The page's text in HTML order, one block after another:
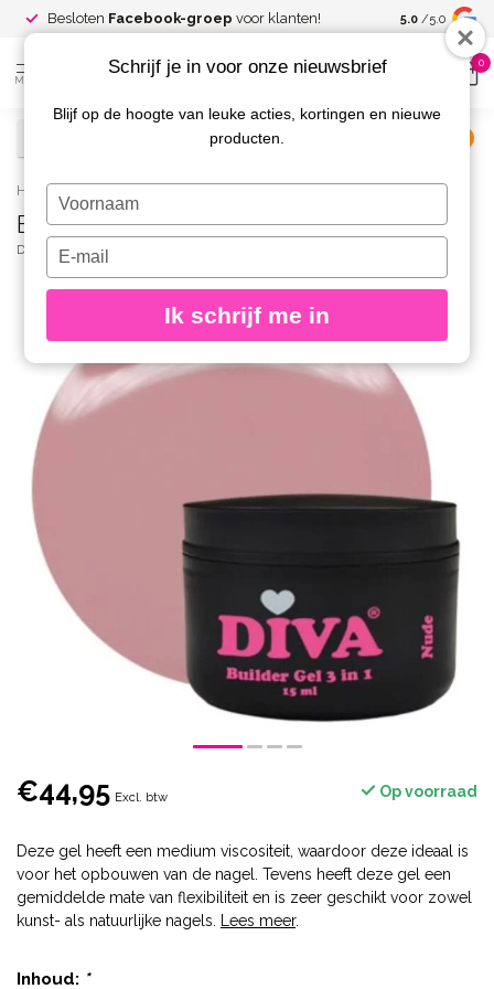
Besloten Facebook-groep voor klanten! Spaar voor
kortingen
5.0 /5.0
MENU
0
Home / Builder Gel Low Heat Nude (Dusty Rouge)
Builder Gel Low Heat Nude (Dusty Rouge)
DIVA
€44,95 Excl. btw Op voorraad
Deze gel heeft een medium viscositeit, waardoor deze ideaal is
voor het opbouwen van de nagel. Tevens heeft deze gel een
gemiddelde mate van flexibiliteit en is zeer geschikt voor zowel
kunst- als natuurlijke nagels.
Lees meer.
Inhoud: *
Schrijf je in voor onze nieuwsbrief
Blijf op de hoogte van leuke acties, kortingen en nieuwe
producten.
Typ
je
naam
Typ
je
e-
in
Ik schrijf me in